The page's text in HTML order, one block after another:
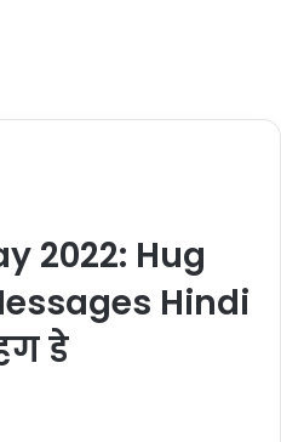
2022: Hug
Hindi
डे